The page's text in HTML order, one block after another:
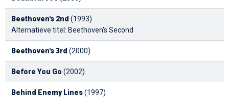
Beethoven's 2nd (1993)
Alternatieve titel: Beethoven's Second
Beethoven's 3rd (2000)
Before You Go (2002)
Behind Enemy Lines(1997)